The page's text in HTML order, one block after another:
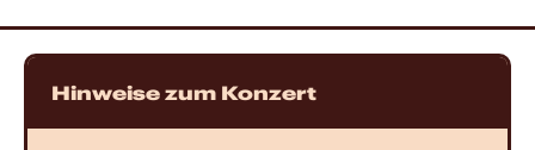
Hinweise zum Konzert